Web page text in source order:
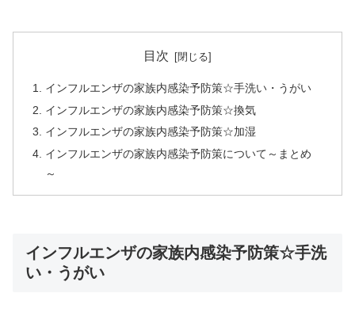
目次
インフルエンザの家族内感染予防策☆手洗い・うがい
インフルエンザの家族内感染予防策☆換気
インフルエンザの家族内感染予防策☆加湿
インフルエンザの家族内感染予防策について～まとめ
～
インフルエンザの家族内感染予防策☆手洗
い・うがい